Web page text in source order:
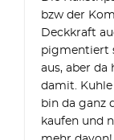
bzw der
Deckkraft
pigmentiert
aus, aber da
damit.
bin da ganz
kaufen und